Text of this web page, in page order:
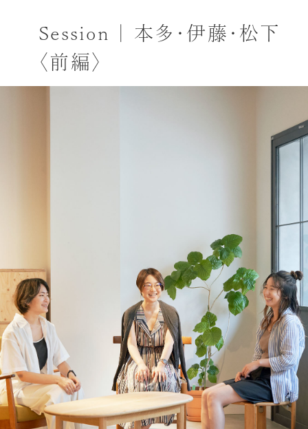
Session | 本多・伊藤・松下
〈前編〉